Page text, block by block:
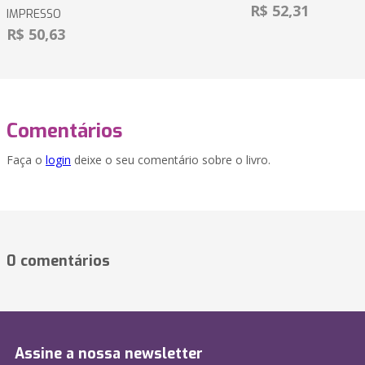
IMPRESSO
R$ 50,63
R$ 52,31
Comentários
Faça o login deixe o seu comentário sobre o livro.
0 comentários
Assine a nossa newsletter